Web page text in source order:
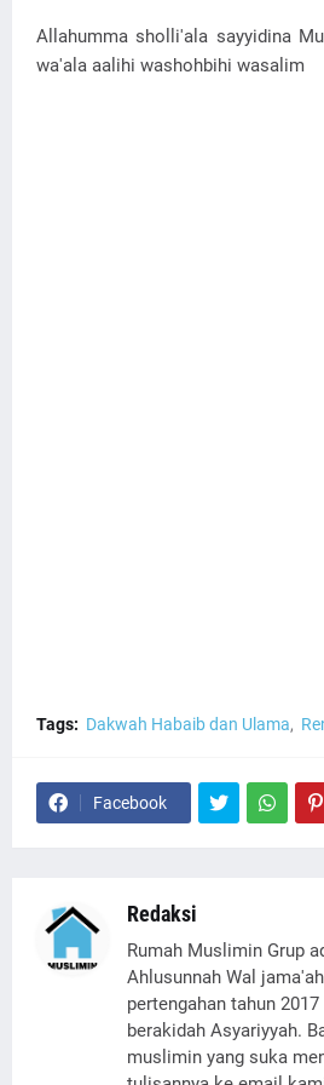
Allahumma sholli'ala sayyidina
wa'ala aalihi washohbihi wasalim
Tags: Dakwah Habaib dan Ulama
Facebook
Redaksi
Rumah Muslimin Grup
Ahlusunnah Wal
pertengahan tahun
berakidah Asyariyyah.
muslimin yang suka